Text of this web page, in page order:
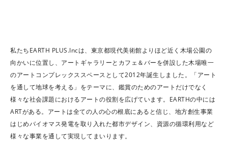
私たちEARTH PLUS.Incは、東京都現代美術館よりほど近く木場公園の
向かいに位置し、アートギャラリーとカフェ＆バーを併設した木場唯一
のアートコンプレックススペースとして2012年誕生しました。「アート
を通して地球を考える」をテーマに、鑑賞のためのアートだけでなく
様々な社会課題におけるアートの役割を広げています。EARTHの中には
ARTがある。アートは全ての人の心の根底にあると信じ、地方創生事業
はじめバイオマス発電を取り入れた都市デザイン、資源の循環利用など
様々な事業を通して実現してまいります。